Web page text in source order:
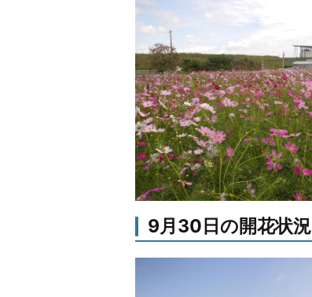
9月30日の開花状況